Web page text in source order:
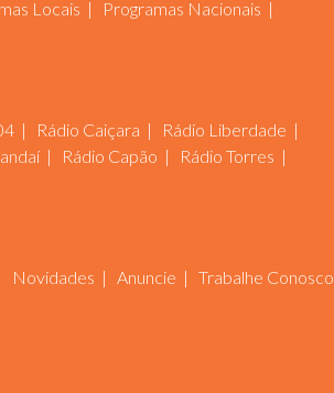
Locais
Programas Nacionais
Rádio Caiçara
Rádio Liberdade
Rádio Capão
Rádio Torres
Novidades Anuncie
Trabalhe Conosco